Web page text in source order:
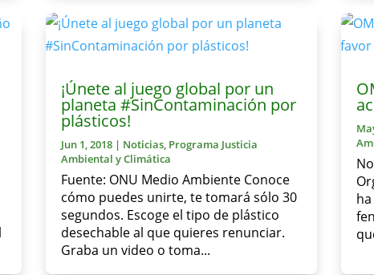
¡Únete al juego global por un
planeta #SinContaminación por
plásticos!
Jun 1, 2018| Noticias, Programa Justicia
Ambiental y Climática
Fuente: ONU Medio Ambiente Conoce
cómo puedes unirte, te tomará sólo 30
segundos. Escoge el tipo de plástico
desechable al que quieres renunciar.
Graba un video o toma...